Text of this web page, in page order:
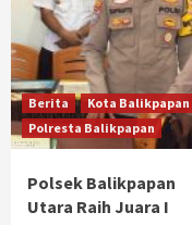
Berita
Kota Balikpapan
Polresta Balikpapan
Polsek Balikpapan
Utara Raih Juara I